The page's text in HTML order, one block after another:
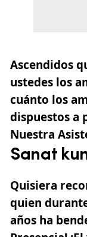
Ascendidos
ustedes los
cuánto los
dispuestos a
Nuestra
Sanat
Quisiera
quien
años ha